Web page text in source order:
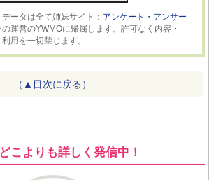
ータは全て姉妹サイト： アンケート・アンサー
運営のYWMOに帰属します。許可なく内容・
用を一切禁じます。
（▲目次に戻る）
こよりも詳しく発信中！